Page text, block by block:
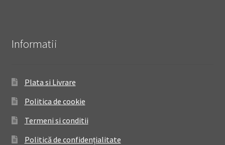
Informatii
Plata si Livrare
Politica de cookie
Termeni si conditii
Politică de confidențialitate